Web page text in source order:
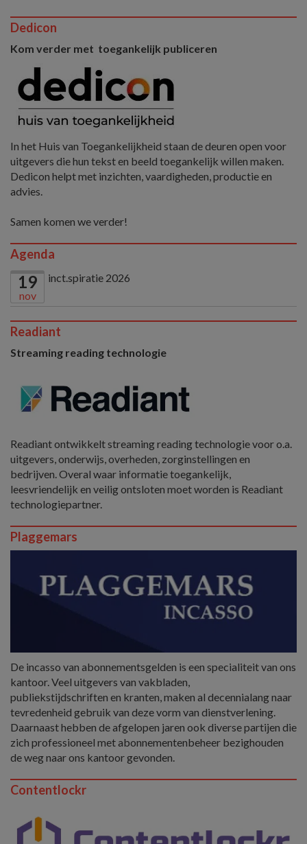
Dedicon
Kom verder met toegankelijk publiceren
In het Huis van Toegankelijkheid staan de deuren open voor
uitgevers die hun tekst en beeld toegankelijk willen maken.
Dedicon helpt met inzichten, vaardigheden, productie en
advies.
Samen komen we verder!
Agenda
19
nov
inct.spiratie 2026
Readiant
Streaming reading technologie
Readiant ontwikkelt streaming reading technologie voor o.a.
uitgevers, onderwijs, overheden, zorginstellingen en
bedrijven. Overal waar informatie toegankelijk,
leesvriendelijk en veilig ontsloten moet worden is Readiant
technologiepartner.
Plaggemars
De incasso van abonnementsgelden is een specialiteit van ons
kantoor. Veel uitgevers van vakbladen,
publiekstijdschriften en kranten, maken al decennialang naar
tevredenheid gebruik van deze vorm van dienstverlening.
Daarnaast hebben de afgelopen jaren ook diverse partijen die
zich professioneel met abonnementenbeheer bezighouden
de weg naar ons kantoor gevonden.
Contentlockr